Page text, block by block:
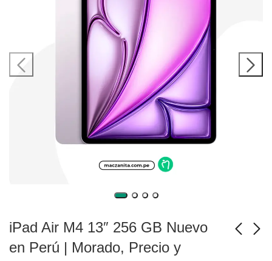
iPad Air M4 13″ 256 GB Nuevo
en Perú | Morado, Precio y